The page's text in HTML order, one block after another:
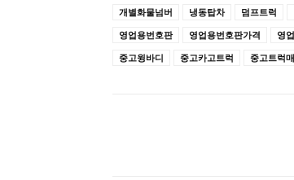
개별화물넘버
냉동탑차 덤프트럭
영업용번호판
영업용번호판가격 영
중고윙바디
중고카고트럭 중고트럭